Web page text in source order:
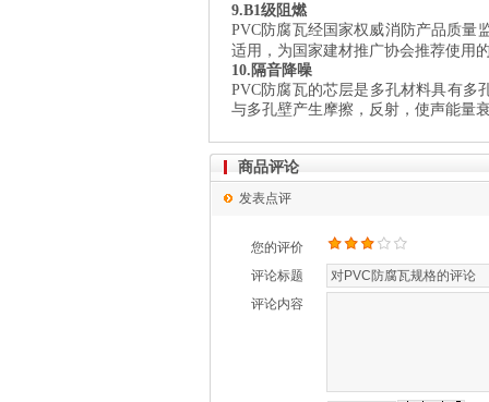
9.B1级阻燃
PVC防腐瓦经国家权威消防产品质量
适用，为国家建材推广协会推荐使用
10. 隔音降噪
PVC防腐瓦的芯层是多孔材料具有多
与多孔壁产生摩擦，反射，使声能量
商品评论
发表点评
您的评价
评论标题
评论内容